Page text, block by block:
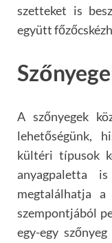
szetteket is
együtt
A szőnyegek
lehetőségünk,
kültéri típusok
anyagpaletta
megtalálhatja a
szempontjából
egy-egy